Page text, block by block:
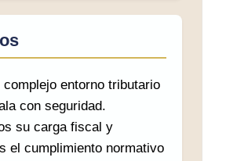
complejo entorno tributario
con seguridad.
su carga fiscal y
el cumplimiento normativo